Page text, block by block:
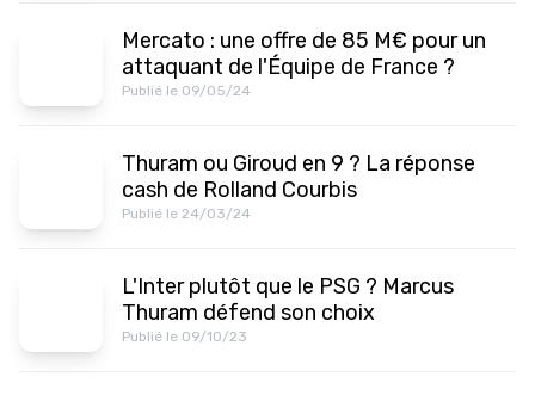
Mercato : une offre de 85 M€ pour un
attaquant de l'Équipe de France ?
Publié le 09/05/24
Thuram ou Giroud en 9 ? La réponse
cash de Rolland Courbis
Publié le 24/03/24
L'Inter plutôt que le PSG ? Marcus
Thuram défend son choix
Publié le 09/10/23